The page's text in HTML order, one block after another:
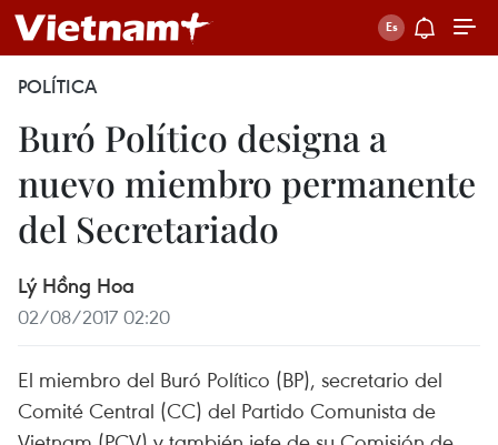
POLÍTICA
Buró Político designa a
nuevo miembro permanente
del Secretariado
Lý Hồng Hoa
02/08/2017 02:20
El miembro del Buró Político (BP), secretario del
Comité Central (CC) del Partido Comunista de